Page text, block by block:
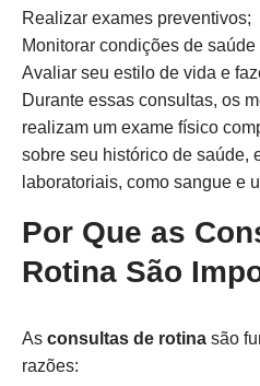
Realizar exames preventivos;
Monitorar condições de saúde
Avaliar seu estilo de vida e
Durante essas consultas, os
realizam um exame físico
sobre seu histórico de saúde,
laboratoriais, como sangue e
Por Que as
Rotina São
As consultas de rotina são
razões: